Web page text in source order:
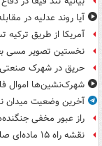
آیا روند عدلیه در
آمریکا از طریق
نخستین تصویر مسی
حریق در شهرک صنعتی
شهرک‌نشین‌ها اموال
آخرین وضعیت میدان
راز عبور مخفی
نقشه راه ۱۵ ماده‌ای صلح غزه در بن‌بست